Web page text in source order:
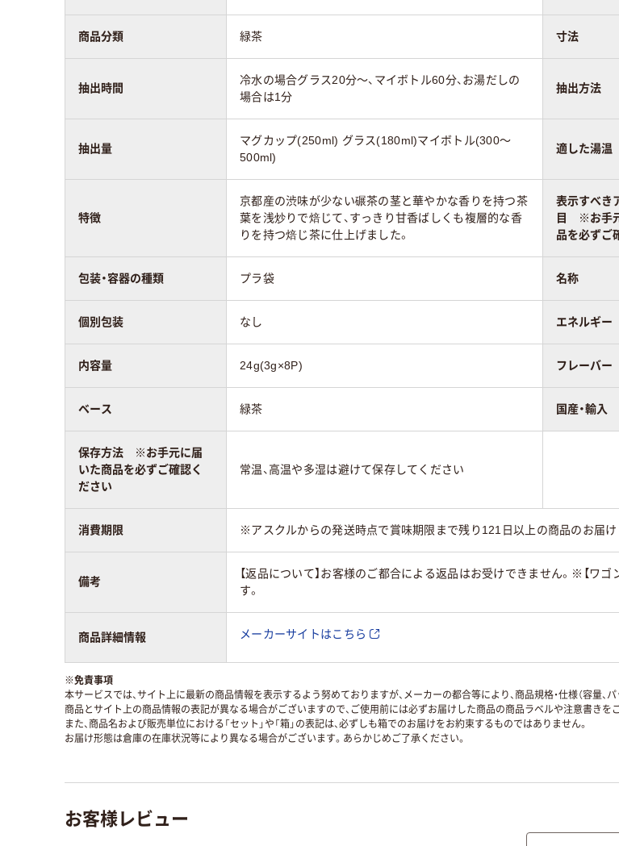
商品分類 緑茶 寸法
抽出時間
冷水の場合グラス20分～、マイボトル60分、お湯だしの
場合は1分
抽出方法
抽出量
マグカップ(250ml) グラス(180ml)マイボトル(300～
500ml)
適した湯温
特徴
京都産の渋味が少ない碾茶の茎と華やかな香りを持つ茶
葉を浅炒りで焙じて、すっきり甘香ばしくも複層的な香
りを持つ焙じ茶に仕上げました。
表示すべき
目 ※お手
品を必ずご
包装・容器の種類 プラ袋 名称
個別包装 なし エネルギー
内容量 24g(3g×8P) フレーバー
ベース 緑茶 国産・輸入
保存方法 ※お手元に届
いた商品を必ずご確認く
ださい
常温、高温や多湿は避けて保存してください
消費期限 ※アスクルからの発送時点で賞味期限まで残り121日以上の商品のお届け
備考
【返品について】お客様のご都合による返品はお受けできません。※【ワ
す。
商品詳細情報 メーカーサイトはこちら
※免責事項
本サービスでは、サイト上に最新の商品情報を表示するよう努めておりますが、メーカーの都合等により、商品規格・仕様（容量、
商品とサイト上の商品情報の表記が異なる場合がございますので、ご使用前には必ずお届けした商品の商品ラベルや注意書きを
また、商品名および販売単位における「セット」や「箱」の表記は、必ずしも箱でのお届けをお約束するものではありません。
お届け形態は倉庫の在庫状況等により異なる場合がございます。あらかじめご了承ください。
お客様レビュー